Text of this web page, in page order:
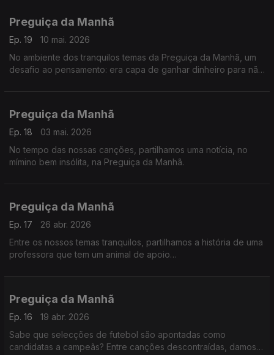
Preguiça da Manhã
Ep. 19
10 mai. 2026
No ambiente dos tranquilos temas da Preguiça da Manhã, um
desafio ao pensamento: era capa de ganhar dinheiro para não
Preguiça da Manhã
Ep. 18
03 mai. 2026
No tempo das nossas canções, partilhamos uma notícia, no
mímino bem insólita, na Preguiça da Manhã.
Preguiça da Manhã
Ep. 17
26 abr. 2026
Entre os nossos temas tranquilos, partilhamos a história de uma
professora que tem um animal de apoio
Preguiça da Manhã
Ep. 16
19 abr. 2026
Sabe que selecções de futebol são apontadas como
candidatas a campeãs? Entre canções descontraídas, damos